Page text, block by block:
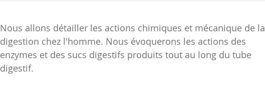
Nous allons détailler les actions chimiques et mécanique de la
digestion chez l'homme. Nous évoquerons les actions des
enzymes et des sucs digestifs produits tout au long du tube
digestif.